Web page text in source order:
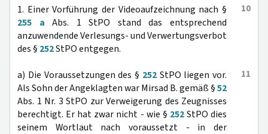
10
1. Einer Vorführung der Videoaufzeichnung nach §
255 a Abs. 1 StPO stand das entsprechend
anzuwendende Verlesungs- und Verwertungsverbot
des § 252StPO entgegen.
11
a) Die Voraussetzungen des § 252StPO liegen vor.
Als Sohn der Angeklagten war Mirsad B. gemäß §52
Abs. 1 Nr. 3 StPO zur Verweigerung des Zeugnisses
berechtigt. Er hat zwar nicht - wie § 252StPO dies
seinem Wortlaut nach voraussetzt - in der